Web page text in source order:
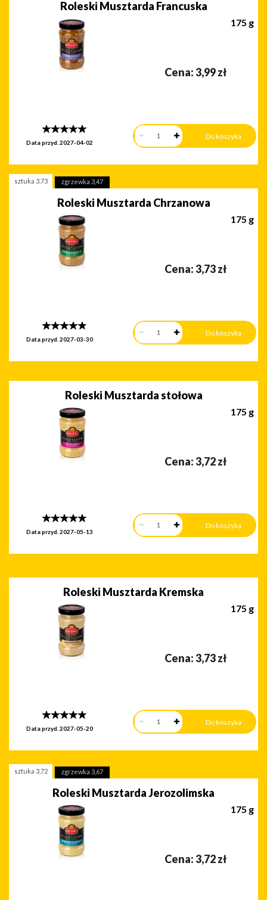
Roleski Musztarda Francuska
175 g
Cena:3,99 zł
Data przyd. 2027-04-02
sztuka 3,73 zgrzewka 3,47
Roleski Musztarda Chrzanowa
175 g
Cena:3,73 zł
Data przyd. 2027-03-30
Roleski Musztarda stołowa
175 g
Cena:3,72 zł
Data przyd. 2027-05-13
Roleski Musztarda Kremska
175 g
Cena:3,73 zł
Data przyd. 2027-05-20
sztuka 3,72 zgrzewka 3,67
Roleski Musztarda Jerozolimska
175 g
Cena:3,72 zł